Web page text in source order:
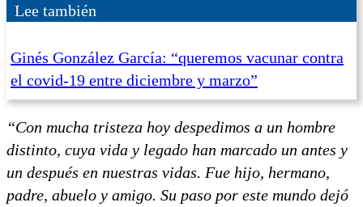
Lee también
Ginés González García: “queremos vacunar contra
el covid-19 entre diciembre y marzo”
“Con mucha tristeza hoy despedimos a un hombre
distinto, cuya vida y legado han marcado un antes y
un después en nuestras vidas. Fue hijo, hermano,
padre, abuelo y amigo. Su paso por este mundo dejó